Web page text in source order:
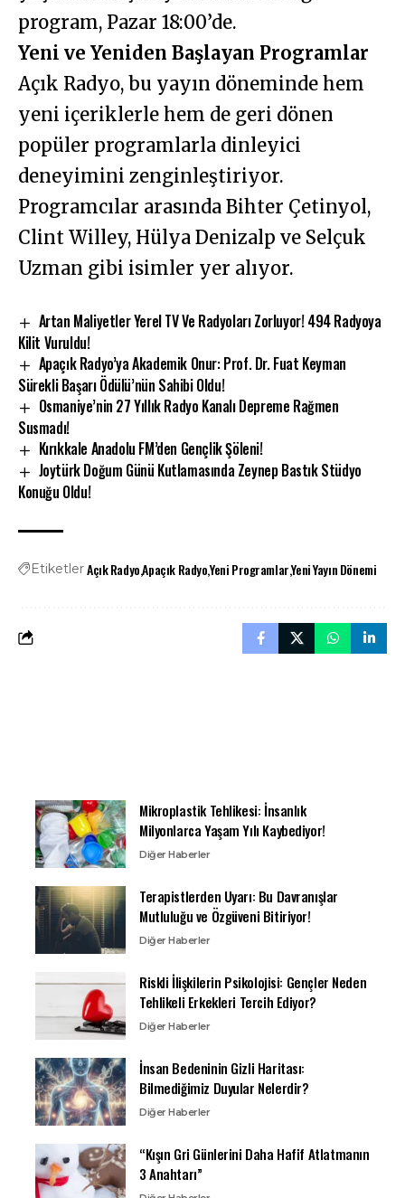
program, Pazar 18:00’de.
Yeni ve Yeniden Başlayan Programlar
Açık Radyo, bu yayın döneminde hem
yeni içeriklerle hem de geri dönen
popüler programlarla dinleyici
deneyimini zenginleştiriyor.
Programcılar arasında Bihter Çetinyol,
Clint Willey, Hülya Denizalp ve Selçuk
Uzman gibi isimler yer alıyor.
Artan Maliyetler Yerel TV Ve Radyoları Zorluyor! 494 Radyoya
Kilit Vuruldu!
Apaçık Radyo’ya Akademik Onur: Prof. Dr. Fuat Keyman
Sürekli Başarı Ödülü’nün Sahibi Oldu!
Osmaniye’nin 27 Yıllık Radyo Kanalı Depreme Rağmen
Susmadı!
Kırıkkale Anadolu FM’den Gençlik Şöleni!
Joytürk Doğum Günü Kutlamasında Zeynep Bastık Stüdyo
Konuğu Oldu!
EtiketlerAçık RadyoApaçık RadyoYeni ProgramlarYeni Yayın Dönemi
Mikroplastik Tehlikesi: İnsanlık
Milyonlarca Yaşam Yılı Kaybediyor!
Diğer Haberler
Terapistlerden Uyarı: Bu Davranışlar
Mutluluğu ve Özgüveni Bitiriyor!
Diğer Haberler
Riskli İlişkilerin Psikolojisi: Gençler Neden
Tehlikeli Erkekleri Tercih Ediyor?
Diğer Haberler
İnsan Bedeninin Gizli Haritası:
Bilmediğimiz Duyular Nelerdir?
Diğer Haberler
“Kışın Gri Günlerini Daha Hafif Atlatmanın
3 Anahtarı”